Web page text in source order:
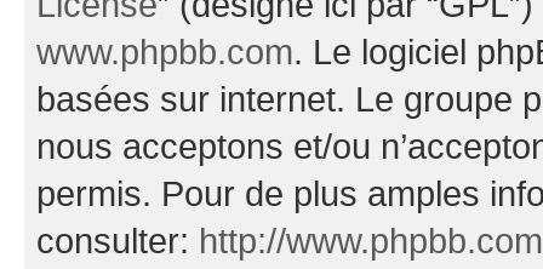
www.phpbb.com. Le logiciel
basées sur internet. Le groupe
nous acceptons et/ou
permis. Pour de plus amples
consulter: http://